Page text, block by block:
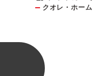
クオレ・ホーム